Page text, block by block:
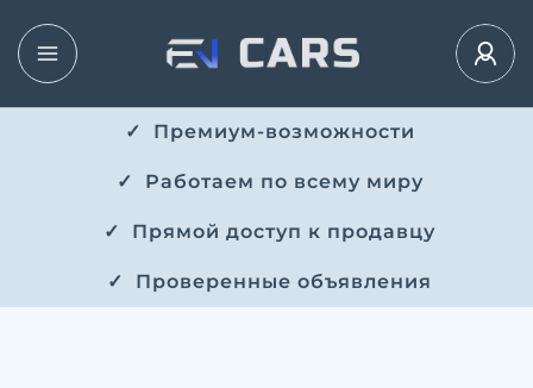
✓ ​​ Премиум-возможности
✓ ​ Работаем по всему миру
✓ ​ Прямой доступ к продавцу
✓ ​ Проверенные объявления